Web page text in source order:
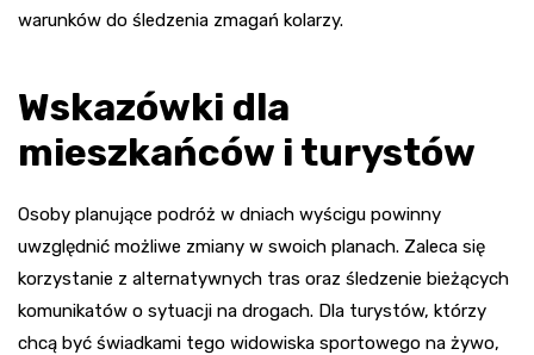
warunków do śledzenia zmagań kolarzy.
Wskazówki dla
mieszkańców i turystów
Osoby planujące podróż w dniach wyścigu powinny
uwzględnić możliwe zmiany w swoich planach. Zaleca się
korzystanie z alternatywnych tras oraz śledzenie bieżących
komunikatów o sytuacji na drogach. Dla turystów, którzy
chcą być świadkami tego widowiska sportowego na żywo,